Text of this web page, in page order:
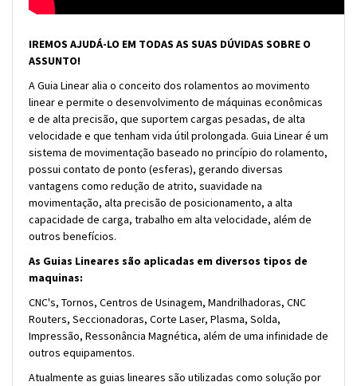
IREMOS AJUDÁ-LO EM TODAS AS SUAS DÚVIDAS SOBRE O
ASSUNTO!
A Guia Linear alia o conceito dos rolamentos ao movimento
linear e permite o desenvolvimento de máquinas econômicas
e de alta precisão, que suportem cargas pesadas, de alta
velocidade e que tenham vida útil prolongada. Guia Linear é um
sistema de movimentação baseado no princípio do rolamento,
possui contato de ponto (esferas), gerando diversas
vantagens como redução de atrito, suavidade na
movimentação, alta precisão de posicionamento, a alta
capacidade de carga, trabalho em alta velocidade, além de
outros benefícios.
As Guias Lineares são aplicadas em diversos tipos de
maquinas:
CNC's, Tornos, Centros de Usinagem, Mandrilhadoras, CNC
Routers, Seccionadoras, Corte Laser, Plasma, Solda,
Impressão, Ressonância Magnética, além de uma infinidade de
outros equipamentos.
Atualmente as guias lineares são utilizadas como solução por